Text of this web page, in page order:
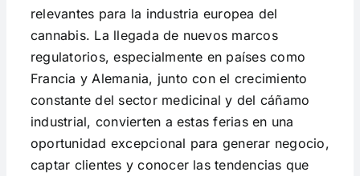
relevantes para la industria europea del
cannabis. La llegada de nuevos marcos
regulatorios, especialmente en países como
Francia y Alemania, junto con el crecimiento
constante del sector medicinal y del cáñamo
industrial, convierten a estas ferias en una
oportunidad excepcional para generar negocio,
captar clientes y conocer las tendencias que